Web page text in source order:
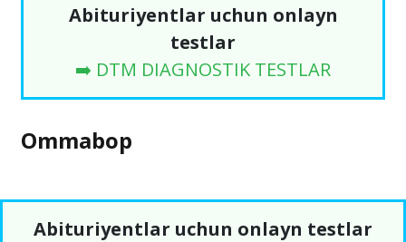
Abituriyentlar uchun onlayn
testlar
➡️ DTM DIAGNOSTIK TESTLAR
Ommabop
Abituriyentlar uchun onlayn testlar